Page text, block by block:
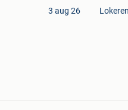
3 aug 26